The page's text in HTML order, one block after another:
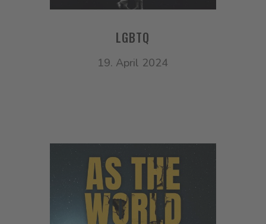
LGBTQ
19. April 2024